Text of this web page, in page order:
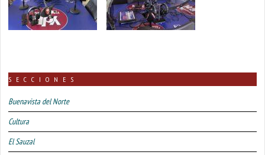
SECCIONES
Buenavista del Norte
Cultura
El Sauzal